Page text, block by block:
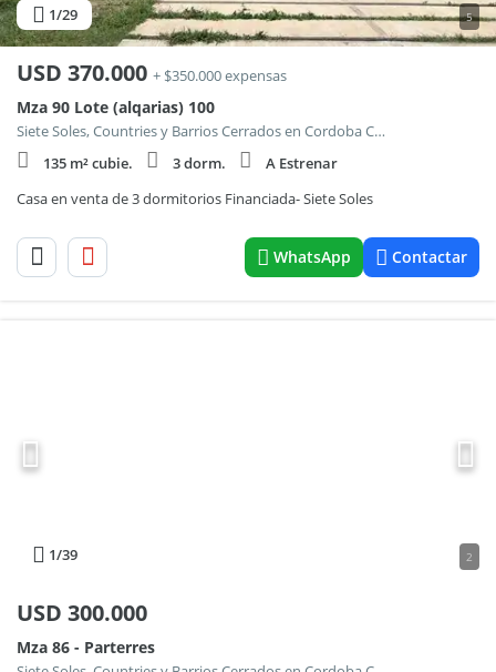
1/29 5
USD 370.000 + $350.000 expensas
Mza 90 Lote (alqarias) 100
Siete Soles, Countries y Barrios Cerrados en Cordoba Capital
135 m² cubie.
3 dorm.
A Estrenar
Casa en venta de 3 dormitorios Financiada- Siete Soles
WhatsApp Contactar
1/39 2
USD 300.000
Mza 86 - Parterres